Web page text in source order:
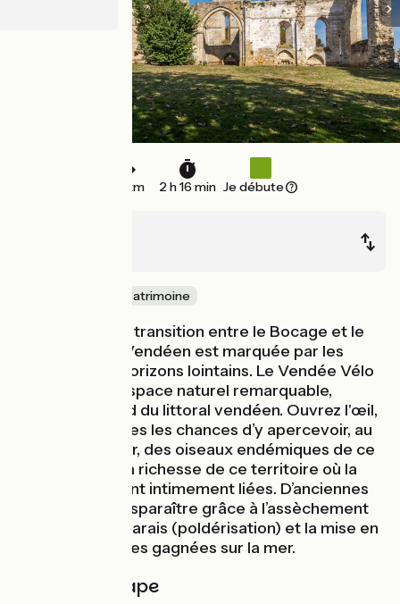
34 km 2 h 16 min Je débute
Nature & petit patrimoine
Cette étape de transition entre le Bocage et le
Marais Breton Vendéen est marquée par les
paysages aux horizons lointains. Le Vendée Vélo
Tour relie cet espace naturel remarquable,
protégé, au pied du littoral vendéen. Ouvrez l'œil,
vous aurez toutes les chances d’y apercevoir, au
détour d’un étier, des oiseaux endémiques de ce
milieu qui font la richesse de ce territoire où la
terre et l’eau sont intimement liées. D’anciennes
îles vont ainsi disparaître grâce à l’assèchement
progressif du marais (poldérisation) et la mise en
culture des terres gagnées sur la mer.
Détail de l'étape